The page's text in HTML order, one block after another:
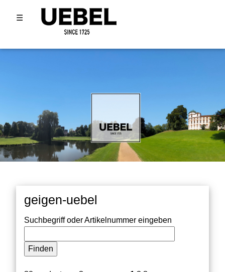
☰
geigen-uebel
Suchbegriff oder Artikelnummer eingeben